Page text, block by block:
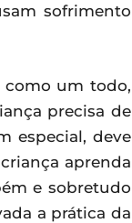
sofrimento
como um todo,
precisa de
especial, deve
aprenda
e sobretudo
a prática da